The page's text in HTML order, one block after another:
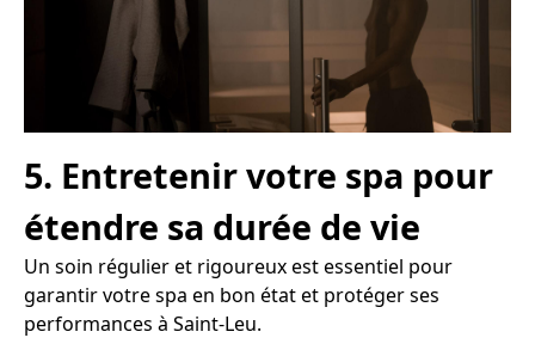
5. Entretenir votre spa pour
étendre sa durée de vie
Un soin régulier et rigoureux est essentiel pour
garantir votre spa en bon état et protéger ses
performances à Saint-Leu.